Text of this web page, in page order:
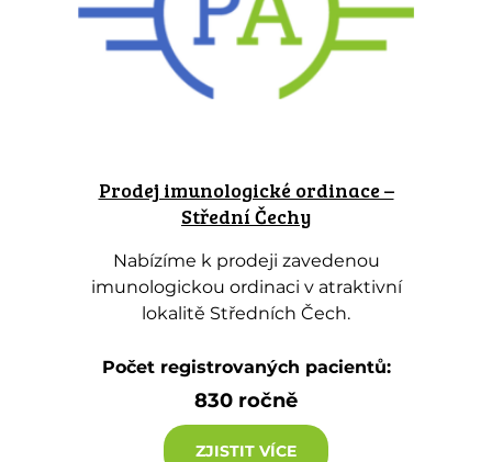
Prodej imunologické ordinace –
Střední Čechy
Nabízíme k prodeji zavedenou
imunologickou ordinaci v atraktivní
lokalitě Středních Čech.
Počet registrovaných pacientů:
830 ročně
ZJISTIT VÍCE